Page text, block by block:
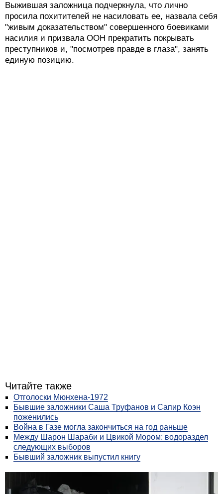
Выжившая заложница подчеркнула, что лично
просила похитителей не насиловать ее, назвала себя
"живым доказательством" совершенного боевиками
насилия и призвала ООН прекратить покрывать
преступников и, "посмотрев правде в глаза", занять
единую позицию.
Читайте также
Отголоски Мюнхена‑1972
Бывшие заложники Саша Труфанов и Сапир Коэн
поженились
Война в Газе могла закончиться на год раньше
Между Шарон Шараби и Цвикой Мором: водораздел
следующих выборов
Бывший заложник выпустил книгу